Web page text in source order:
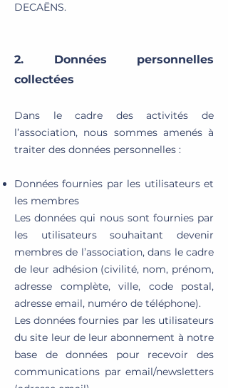
DECAËNS.
​​2. Données personnelles
collectées
Dans le cadre des activités de
l’association, nous sommes amenés à
traiter des données personnelles :
Données fournies par les utilisateurs et
les membres
Les données qui nous sont fournies par
les utilisateurs souhaitant devenir
membres de l’association, dans le cadre
de leur adhésion (civilité, nom, prénom,
adresse complète, ville, code postal,
adresse email, numéro de téléphone).
Les données fournies par les utilisateurs
du site leur de leur abonnement à notre
base de données pour recevoir des
communications par email/newsletters